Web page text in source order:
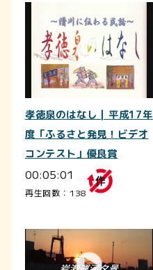
孝徳泉のはなし | 平成17年
度「ふるさと発見！ビデオ
コンテスト」優良賞
00:05:01
再生回数：138